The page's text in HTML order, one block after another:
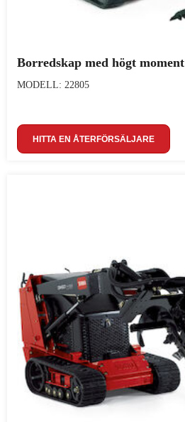
Borredskap med högt moment
MODELL: 22805
HITTA EN ÅTERFÖRSÄLJARE